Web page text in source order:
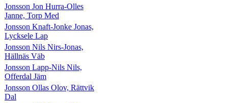
Jonsson Jon Hurra-Olles
Janne, Torp Med
Jonsson Knaft-Jonke Jonas,
Lycksele Lap
Jonsson Nils Nirs-Jonas,
Hällnäs Väb
Jonsson Lapp-Nils Nils,
Offerdal Jäm
Jonsson Ollas Olov, Rättvik
Dal